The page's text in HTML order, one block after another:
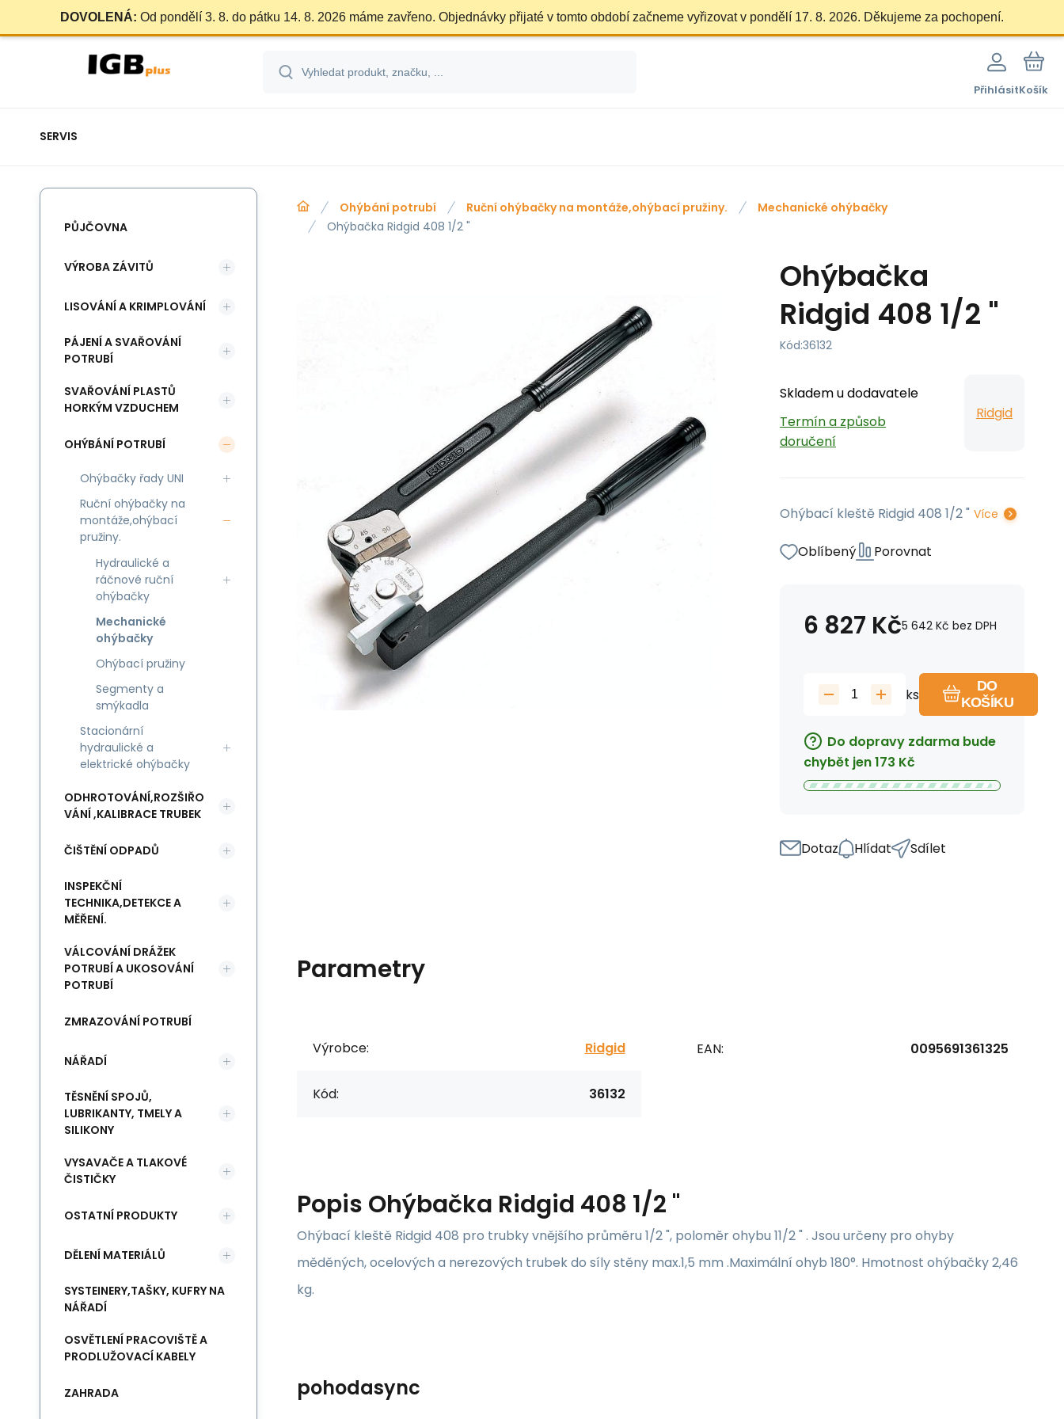
DOVOLENÁ: Od pondělí 3. 8. do pátku 14. 8. 2026 máme zavřeno. Objednávky přijaté v tomto období začneme vyřizovat v pondělí 17. 8. 2026. Děkujeme za pochopení.
PřihlásitKošík
SERVIS
Ohýbání potrubí Ruční ohýbačky na montáže,ohýbací pružiny.
Mechanické ohýbačky
Ohýbačka Ridgid 408 1/2 "
Ohýbačka
Ridgid 408 1/2 "
Kód:36132
Skladem u dodavatele
Termín a způsob
doručení
Ridgid
Ohýbací kleště Ridgid 408 1/2 " Více
Oblíbený Porovnat
6 827 Kč5 642 Kč bez DPH
ks
DO
KOŠÍKU
Do dopravy zdarma bude
chybět jen173 Kč
Dotaz Hlídat Sdílet
Parametry
Výrobce: Ridgid
Kód: 36132
EAN: 0095691361325
Popis Ohýbačka Ridgid 408 1/2 "
Ohýbací kleště Ridgid 408 pro trubky vnějšího průměru 1/2 ", poloměr ohybu 11/2 " . Jsou určeny pro ohyby
měděných, ocelových a nerezových trubek do síly stěny max.1,5 mm .Maximální ohyb 180°. Hmotnost ohýbačky 2,46
kg.
pohodasync
PŮJČOVNA
VÝROBA ZÁVITŮ
LISOVÁNÍ A KRIMPLOVÁNÍ
PÁJENÍ A SVAŘOVÁNÍ
POTRUBÍ
SVAŘOVÁNÍ PLASTŮ
HORKÝM VZDUCHEM
OHÝBÁNÍ POTRUBÍ
Ohýbačky řady UNI
Ruční ohýbačky na
montáže,ohýbací
pružiny.
Hydraulické a
ráčnové ruční
ohýbačky
Mechanické
ohýbačky
Ohýbací pružiny
Segmenty a
smýkadla
Stacionární
hydraulické a
elektrické ohýbačky
ODHROTOVÁNÍ,ROZŠIŘO
VÁNÍ ,KALIBRACE TRUBEK
ČIŠTĚNÍ ODPADŮ
INSPEKČNÍ
TECHNIKA,DETEKCE A
MĚŘENÍ.
VÁLCOVÁNÍ DRÁŽEK
POTRUBÍ A UKOSOVÁNÍ
POTRUBÍ
ZMRAZOVÁNÍ POTRUBÍ
NÁŘADÍ
TĚSNĚNÍ SPOJŮ,
LUBRIKANTY, TMELY A
SILIKONY
VYSAVAČE A TLAKOVÉ
ČISTIČKY
OSTATNÍ PRODUKTY
DĚLENÍ MATERIÁLŮ
SYSTEINERY,TAŠKY, KUFRY NA
NÁŘADÍ
OSVĚTLENÍ PRACOVIŠTĚ A
PRODLUŽOVACÍ KABELY
ZAHRADA